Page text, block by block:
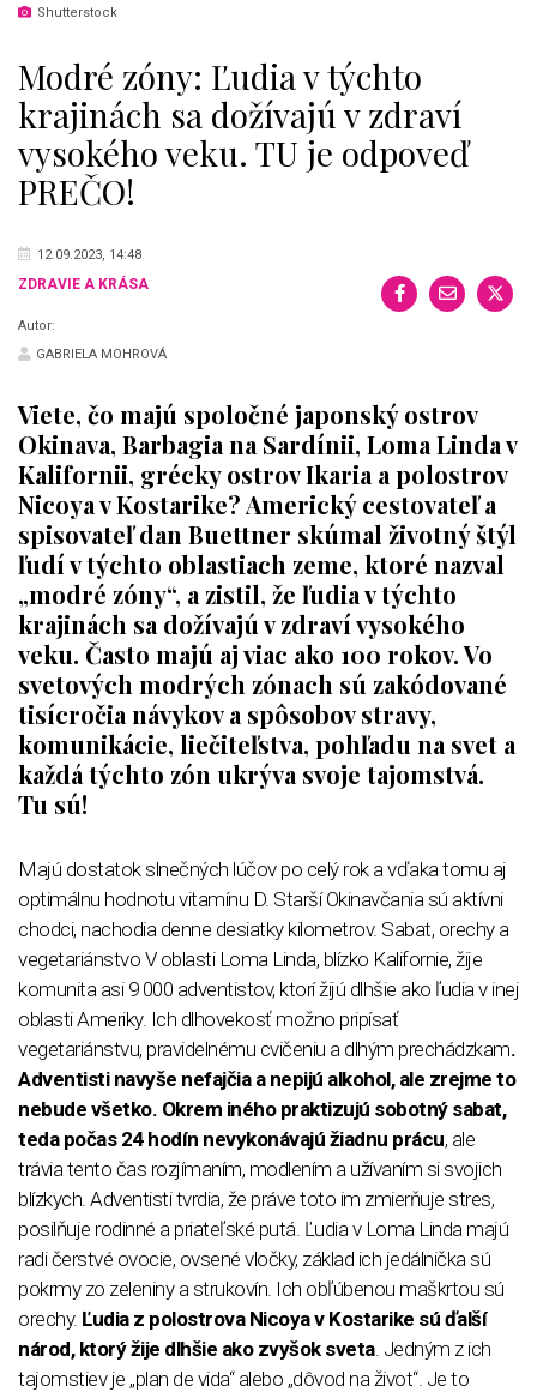
Shutterstock
Modré zóny: Ľudia v týchto
krajinách sa dožívajú v zdraví
vysokého veku. TU je odpoveď
PREČO!
12.09.2023, 14:48
ZDRAVIE A KRÁSA
Autor:
GABRIELA MOHROVÁ
Viete, čo majú spoločné japonský ostrov
Okinava, Barbagia na Sardínii, Loma Linda v
Kalifornii, grécky ostrov Ikaria a polostrov
Nicoya v Kostarike? Americký cestovateľ a
spisovateľ dan Buettner skúmal životný štýl
ľudí v týchto oblastiach zeme, ktoré nazval
„modré zóny“, a zistil, že ľudia v týchto
krajinách sa dožívajú v zdraví vysokého
veku. Často majú aj viac ako 100 rokov. Vo
svetových modrých zónach sú zakódované
tisícročia návykov a spôsobov stravy,
komunikácie, liečiteľstva, pohľadu na svet a
každá týchto zón ukrýva svoje tajomstvá.
Tu sú!
Majú dostatok slnečných lúčov po celý rok a vďaka tomu aj
optimálnu hodnotu vitamínu D. Starší Okinavčania sú aktívni
chodci, nachodia denne desiatky kilometrov. Sabat, orechy a
vegetariánstvo V oblasti Loma Linda, blízko Kalifornie, žije
komunita asi 9 000 adventistov, ktorí žijú dlhšie ako ľudia v inej
oblasti Ameriky. Ich dlhovekosť možno pripísať
vegetariánstvu, pravidelnému cvičeniu a dlhým prechádzkam.
Adventisti navyše nefajčia a nepijú alkohol, ale zrejme to
nebude všetko. Okrem iného praktizujú sobotný sabat,
teda počas 24 hodín nevykonávajú žiadnu prácu, ale
trávia tento čas rozjímaním, modlením a užívaním si svojich
blízkych. Adventisti tvrdia, že práve toto im zmierňuje stres,
posilňuje rodinné a priateľské putá. Ľudia v Loma Linda majú
radi čerstvé ovocie, ovsené vločky, základ ich jedálnička sú
pokrmy zo zeleniny a strukovín. Ich obľúbenou maškrtou sú
orechy. Ľudia z polostrova Nicoya v Kostarike sú ďalší
národ, ktorý žije dlhšie ako zvyšok sveta. Jedným z ich
tajomstiev je „plan de vida“ alebo „dôvod na život“. Je to